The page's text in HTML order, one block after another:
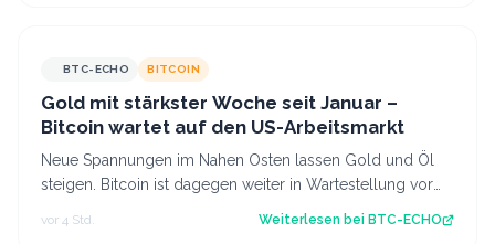
BTC-ECHO BITCOIN
Gold mit stärkster Woche seit Januar –
Bitcoin wartet auf den US-Arbeitsmarkt
Neue Spannungen im Nahen Osten lassen Gold und Öl
steigen. Bitcoin ist dagegen weiter in Wartestellung vor
den Arbeitsmarktdaten der USA. So…
vor 4 Std. Weiterlesen bei BTC-ECHO